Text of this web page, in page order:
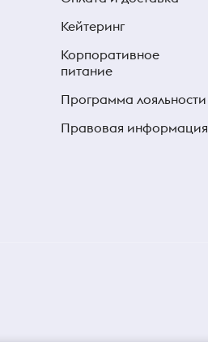
Кейтеринг
Корпоративное
питание
Программа лояльности
Правовая информация